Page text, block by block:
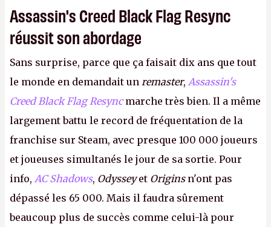
Assassin's Creed Black Flag Resync
réussit son abordage
Sans surprise, parce que ça faisait dix ans que tout
le monde en demandait un remaster, Assassin's
Creed Black Flag Resyncmarche très bien. Il a même
largement battu le record de fréquentation de la
franchise sur Steam, avec presque 100 000 joueurs
et joueuses simultanés le jour de sa sortie. Pour
info, AC Shadows, Odysseyet Originsn'ont pas
dépassé les 65 000. Mais il faudra sûrement
beaucoup plus de succès comme celui-là pour